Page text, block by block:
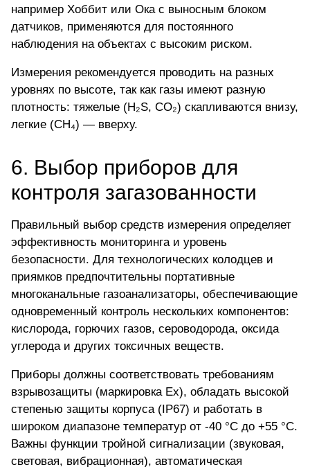
например Хоббит или Ока с выносным блоком
датчиков, применяются для постоянного
наблюдения на объектах с высоким риском.
Измерения рекомендуется проводить на разных
уровнях по высоте, так как газы имеют разную
плотность: тяжелые (H₂S, CO₂) скапливаются внизу,
легкие (CH₄) — вверху.
6. Выбор приборов для
контроля загазованности
Правильный выбор средств измерения определяет
эффективность мониторинга и уровень
безопасности. Для технологических колодцев и
приямков предпочтительны портативные
многоканальные газоанализаторы, обеспечивающие
одновременный контроль нескольких компонентов:
кислорода, горючих газов, сероводорода, оксида
углерода и других токсичных веществ.
Приборы должны соответствовать требованиям
взрывозащиты (маркировка Ex), обладать высокой
степенью защиты корпуса (IP67) и работать в
широком диапазоне температур от -40 °C до +55 °C.
Важны функции тройной сигнализации (звуковая,
световая, вибрационная), автоматическая